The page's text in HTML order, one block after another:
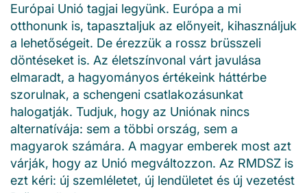
Európai Unió tagjai legyünk. Európa a mi
otthonunk is, tapasztaljuk az előnyeit, kihasználjuk
a lehetőségeit. De érezzük a rossz brüsszeli
döntéseket is. Az életszínvonal várt javulása
elmaradt, a hagyományos értékeink háttérbe
szorulnak, a schengeni csatlakozásunkat
halogatják. Tudjuk, hogy az Uniónak nincs
alternatívája: sem a többi ország, sem a
magyarok számára. A magyar emberek most azt
várják, hogy az Unió megváltozzon. Az RMDSZ is
ezt kéri: új szemléletet, új lendületet és új vezetést